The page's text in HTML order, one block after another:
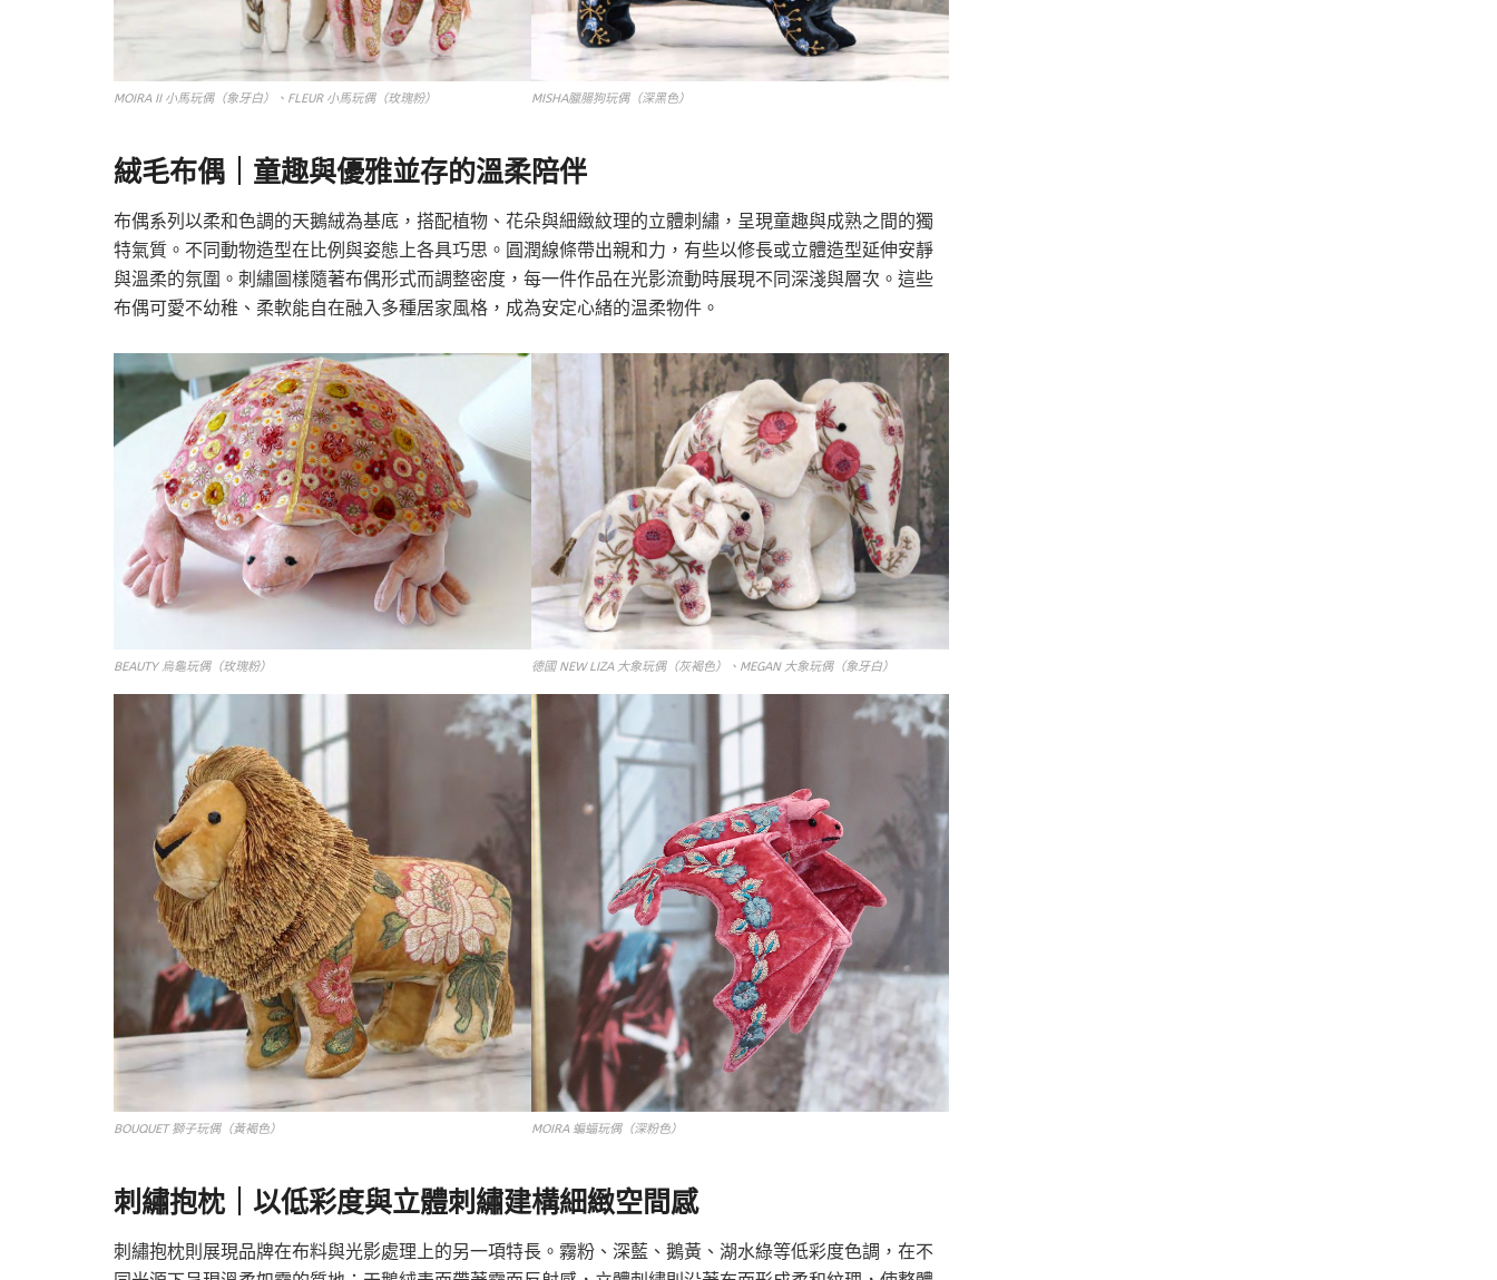
MOIRA II 小馬玩偶（象牙白）、FLEUR 小馬玩偶（玫瑰粉） MISHA臘腸狗玩偶（深黑色）
絨毛布偶 童趣與優雅並存的溫柔陪伴
布偶系列以柔和色調的天鵝絨為基底，搭配植物、花朵與細緻紋理的立體刺繡，呈現童趣與成熟之間的獨
特氣質。不同動物造型在比例與姿態上各具巧思。圓潤線條帶出親和力，有些以修長或立體造型延伸安靜
與溫柔的氛圍。刺繡圖樣隨著布偶形式而調整密度，每一件作品在光影流動時展現不同深淺與層次。這些
布偶可愛不幼稚、柔軟能自在融入多種居家風格，成為安定心緒的温柔物件。
BEAUTY 烏龜玩偶（玫瑰粉） 德國 NEW LIZA 大象玩偶（灰褐色）、MEGAN 大象玩偶（象牙白）
BOUQUET 獅子玩偶（黃褐色） MOIRA 蝙蝠玩偶（深粉色）
刺繡抱枕 以低彩度與立體刺繡建構細緻空間感
刺繡抱枕則展現品牌在布料與光影處理上的另一項特長。霧粉、深藍、鵝黃、湖水綠等低彩度色調，在不